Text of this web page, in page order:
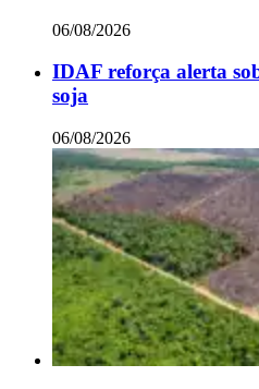
06/08/2026
IDAF reforça alerta
soja
06/08/2026